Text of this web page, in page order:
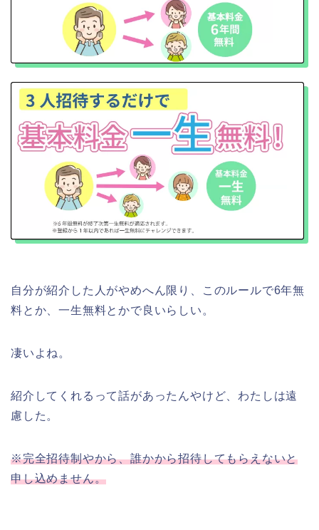
自分が紹介した人がやめへん限り、このルールで6年無
料とか、一生無料とかで良いらしい。
凄いよね。
紹介してくれるって話があったんやけど、わたしは遠
慮した。
※完全招待制やから、誰かから招待してもらえないと
申し込めません。